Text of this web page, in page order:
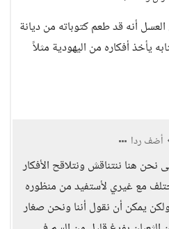
أنه قد طعم كتوباته من ديانة
يأخذ أفكاره من اليهودية مثلاً
أضف ردا
هنا ننتناقش ونتلاقح الأفكار
مع غيري لأستفيد من منظوره
يمكن أن نقول أننا ونحن صغار